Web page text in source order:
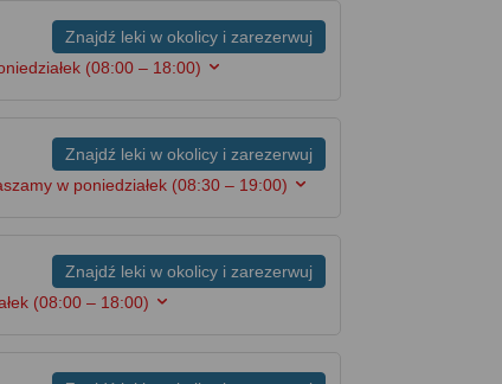
Znajdź leki w okolicy i zarezerwuj
(08:00 – 18:00)
Znajdź leki w okolicy i zarezerwuj
w poniedziałek (08:30 – 19:00)
Znajdź leki w okolicy i zarezerwuj
(08:00 – 18:00)